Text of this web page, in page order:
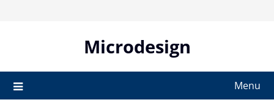
Microdesign
Menu